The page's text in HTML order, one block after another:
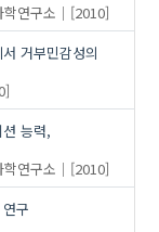
연구소
[2010]
거부민감성의
능력,
연구소
[2010]
구